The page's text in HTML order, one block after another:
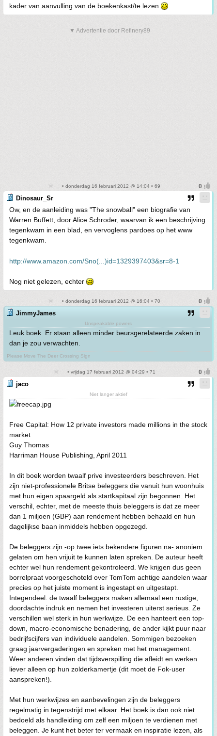
kader van aanvulling van de boekenkast/te lezen
▼ Advertentie door Refinery89
• donderdag 16 februari 2012 @ 14:04 • 69
Dinosaur_Sr
Ow, en de aanleiding was "The snowball" een biografie van
Warren Buffett, door Alice Schroder, waarvan ik een beschrijving
tegenkwam in een blad, en vervoglens pardoes op het www
tegenkwam.
http://www.amazon.com/Sno(...)id=1329397403&sr=8-1
Nog niet gelezen, echter
• donderdag 16 februari 2012 @ 16:04 • 70
JimmyJames
Unspeakable powers
Leuk boek. Er staan alleen minder beursgerelateerde zaken in
dan je zou verwachten.
Please Move The Deer Crossing Sign
• vrijdag 17 februari 2012 @ 04:29 • 71
jaco
Niet langer aktief
Free Capital: How 12 private investors made millions in the stock
market
Guy Thomas
Harriman House Publishing, April 2011
In dit boek worden twaalf prive investeerders beschreven. Het
zijn niet-professionele Britse beleggers die vanuit hun woonhuis
met hun eigen spaargeld als startkapitaal zijn begonnen. Het
verschil, echter, met de meeste thuis beleggers is dat ze meer
dan 1 miljoen (GBP) aan rendement hebben behaald en hun
dagelijkse baan inmiddels hebben opgezegd.
De beleggers zijn -op twee iets bekendere figuren na- anoniem
gelaten om hen vrijuit te kunnen laten spreken. De auteur heeft
echter wel hun rendement gekontroleerd. We krijgen dus geen
borrelpraat voorgeschoteld over TomTom achtige aandelen waar
precies op het juiste moment is ingestapt en uitgestapt.
Integendeel: de twaalf beleggers maken allemaal een rustige,
doordachte indruk en nemen het investeren uiterst serieus. Ze
verschillen wel sterk in hun werkwijze. De een hanteert een top-
down, macro-economische benadering, de ander kijkt puur naar
bedrijfscijfers van individuele aandelen. Sommigen bezoeken
graag jaarvergaderingen en spreken met het management.
Weer anderen vinden dat tijdsverspilling die afleidt en werken
liever alleen op hun zolderkamertje (dit moet de Fok-user
aanspreken!).
Met hun werkwijzes en aanbevelingen zijn de beleggers
regelmatig in tegenstrijd met elkaar. Het boek is dan ook niet
bedoeld als handleiding om zelf een miljoen te verdienen met
beleggen. Je kunt het beter ter vermaak en inspiratie lezen, als